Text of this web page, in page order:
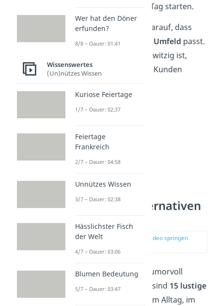
in den Tag starten.
Merke:Achte immer darauf, dass
deine Begrüßung zum Umfeld passt.
Was im Freundeskreis witzig ist,
kann im Büro oder bei Kunden
15 Lustige Alternativen
zur Stelle im Video springen
Es gibt einige Arten, humorvoll
„Hallo“ zu sagen. Hier sind 15 lustige
, die du im Alltag, im
Wer hat den Döner
erfunden?
8/8 – Dauer: 01:41
Wissenswertes
(Un)nützes Wissen
Kuriose Feiertage
1/7 – Dauer: 02:37
Feiertage
Frankreich
2/7 – Dauer: 04:58
Unnützes Wissen
3/7 – Dauer: 02:38
Hässlichster Fisch
der Welt
4/7 – Dauer: 03:06
Blumen Bedeutung
5/7 – Dauer: 03:47